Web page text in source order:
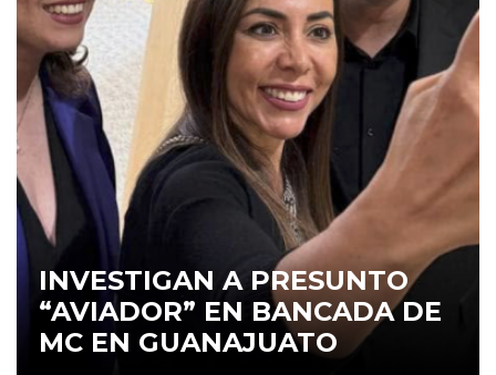
INVESTIGAN A PRESUNTO
“AVIADOR” EN BANCADA DE
MC EN GUANAJUATO